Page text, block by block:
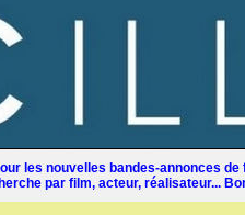
les nouvelles bandes-annonces
par film, acteur, réalisateur...